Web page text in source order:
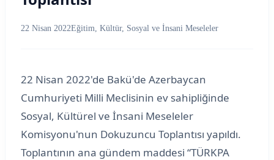
22 Nisan 2022Eğitim, Kültür, Sosyal ve İnsani Meseleler
22 Nisan 2022'de Bakü'de Azerbaycan
Cumhuriyeti Milli Meclisinin ev sahipliğinde
Sosyal, Kültürel ve İnsani Meseleler
Komisyonu'nun Dokuzuncu Toplantısı yapıldı.
Toplantının ana gündem maddesi “TÜRKPA